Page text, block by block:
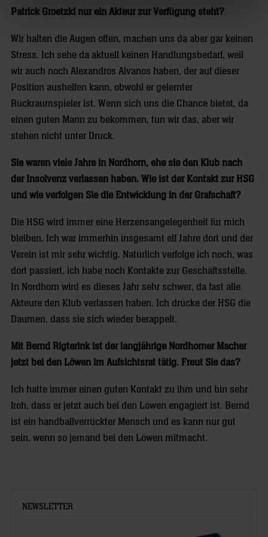
Patrick Groetzki nur ein Akteur zur Verfügung steht?
Wir halten die Augen offen, machen uns da aber gar keinen
Stress. Ich sehe da aktuell keinen Handlungsbedarf, weil
wir auch noch Alexandros Alvanos haben, der auf dieser
Position aushelfen kann, obwohl er gelernter
Rückraumspieler ist. Wenn sich uns die Chance bietet, da
einen guten Mann zu bekommen, tun wir das, aber wir
stehen nicht unter Druck.
Sie waren viele Jahre in Nordhorn, ehe sie den Klub nach
der Insolvenz verlassen haben. Wie ist der Kontakt zur HSG
und wie verfolgen Sie die Entwicklung in der Grafschaft?
Die HSG wird immer eine Herzensangelegenheit für mich
bleiben. Ich war immerhin insgesamt elf Jahre dort und der
Verein ist mir sehr wichtig. Natürlich verfolge ich noch, was
dort passiert, ich habe noch Kontakte zur Geschäftsstelle.
In Nordhorn wird es dieses Jahr sehr schwer, da fast alle
Akteure den Klub verlassen haben. Ich drücke der HSG die
Daumen, dass sie sich wieder berappelt.
Mit Bernd Rigterink ist der langjährige Nordhorner Macher
jetzt bei den Löwen im Aufsichtsrat tätig. Freut Sie das?
Ich hatte immer einen guten Kontakt zu ihm und bin sehr
froh, dass er jetzt auch bei den Löwen engagiert ist. Bernd
ist ein handballverrückter Mensch und es kann nur gut
sein, wenn so jemand bei den Löwen mitmacht.
NEWSLETTER